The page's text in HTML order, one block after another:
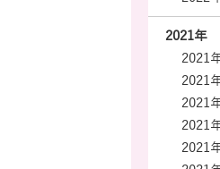
2021年
2021
2021
2021
2021
2021